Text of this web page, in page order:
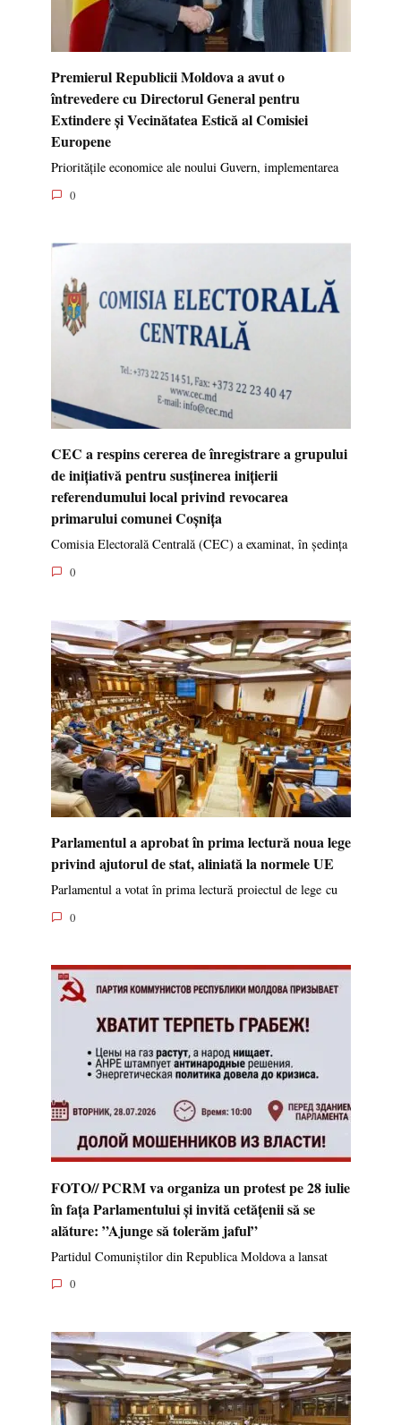
Premierul Republicii Moldova a avut o
întrevedere cu Directorul General pentru
Extindere și Vecinătatea Estică al Comisiei
Europene
Prioritățile economice ale noului Guvern, implementarea
0
CEC a respins cererea de înregistrare a grupului
de inițiativă pentru susținerea inițierii
referendumului local privind revocarea
primarului comunei Coșnița
Comisia Electorală Centrală (CEC) a examinat, în ședința
0
Parlamentul a aprobat în prima lectură noua lege
privind ajutorul de stat, aliniată la normele UE
Parlamentul a votat în prima lectură proiectul de lege cu
0
FOTO// PCRM va organiza un protest pe 28 iulie
în fața Parlamentului și invită cetățenii să se
alăture: ”Ajunge să tolerăm jaful”
Partidul Comuniștilor din Republica Moldova a lansat
0